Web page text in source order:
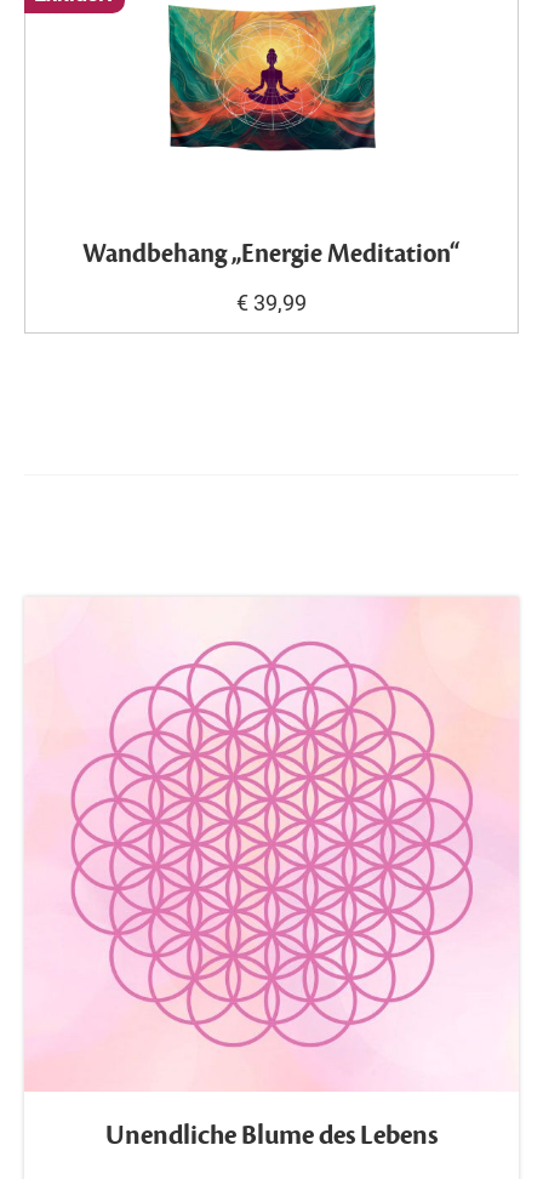
Wandbehang „Energie Meditation“
€ 39,99
Unendliche Blume des Lebens